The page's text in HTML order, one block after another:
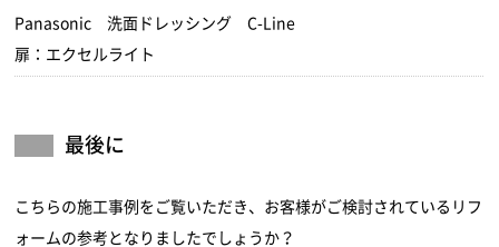
Panasonic 洗面ドレッシング C-Line
扉：エクセルライト
最後に
こちらの施工事例をご覧いただき、お客様がご検討されているリフ
ォームの参考となりましたでしょうか？